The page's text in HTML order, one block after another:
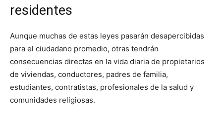
residentes
Aunque muchas de estas leyes pasarán desapercibidas
para el ciudadano promedio, otras tendrán
consecuencias directas en la vida diaria de propietarios
de viviendas, conductores, padres de familia,
estudiantes, contratistas, profesionales de la salud y
comunidades religiosas.